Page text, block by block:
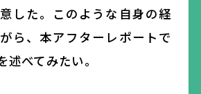
した。このような自身の経
ら、本アフターレポートで
べてみたい。